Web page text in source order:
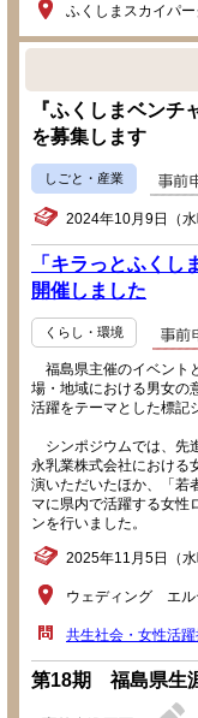
ふくしまスカイパー
『ふくしまベン
を募集します
しごと・産業
2024年10月9日（
「キラっとふくし
開催しました
くらし・環境
福島県主催のイベント
場・地域における男女の
活躍をテーマとした標記
シンポジウムでは、先
永乳業株式会社における
演いただいたほか、「若
マに県内で活躍する女性
ンを行いました。
2025年11月5日（
ウェディング エル
共生社会・女性活
第18期 福島県生